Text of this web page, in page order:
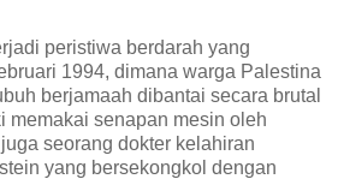
peristiwa berdarah yang
1994, dimana warga Palestina
berjamaah dibantai secara brutal
memakai senapan mesin oleh
seorang dokter kelahiran
yang bersekongkol dengan